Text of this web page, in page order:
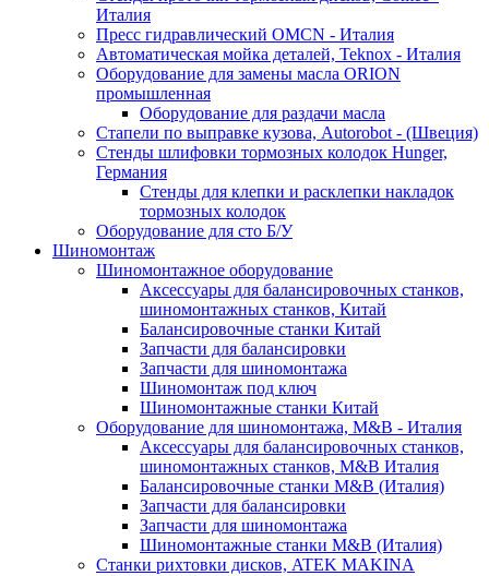
Италия
Пресс гидравлический OMCN - Италия
Автоматическая мойка деталей, Teknox - Италия
Оборудование для замены масла ORION
промышленная
Оборудование для раздачи масла
Стапели по выправке кузова, Autorobot - (Швеция)
Стенды шлифовки тормозных колодок Hunger,
Германия
Стенды для клепки и расклепки накладок
тормозных колодок
Оборудование для сто Б/У
Шиномонтаж
Шиномонтажное оборудование
Аксессуары для балансировочных станков,
шиномонтажных станков, Китай
Балансировочные станки Китай
Запчасти для балансировки
Запчасти для шиномонтажа
Шиномонтаж под ключ
Шиномонтажные станки Китай
Оборудование для шиномонтажа, M&B - Италия
Аксессуары для балансировочных станков,
шиномонтажных станков, M&B Италия
Балансировочные станки M&B (Италия)
Запчасти для балансировки
Запчасти для шиномонтажа
Шиномонтажные станки M&B (Италия)
Станки рихтовки дисков, ATEK MAKINA